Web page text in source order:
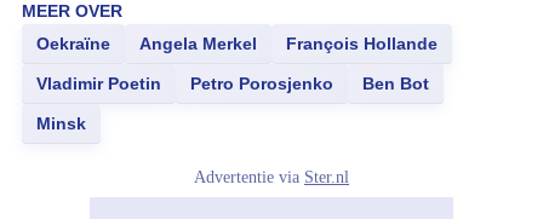
MEER OVER
Oekraïne
Angela Merkel François Hollande
Vladimir Poetin Petro Porosjenko Ben Bot
Minsk
Advertentie via Ster.nl